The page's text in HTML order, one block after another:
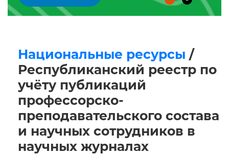
Национальные ресурсы /
Республиканский реестр по
учёту публикаций
профессорско-
преподавательского состава
и научных сотрудников в
научных журналах